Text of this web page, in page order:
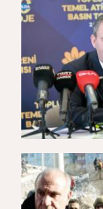
05 Ekim
02 Ekim